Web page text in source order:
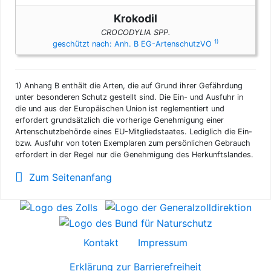
Krokodil
CROCODYLIA SPP.
geschützt nach: Anh. B EG-ArtenschutzVO 1)
1) Anhang B enthält die Arten, die auf Grund ihrer Gefährdung
unter besonderen Schutz gestellt sind. Die Ein- und Ausfuhr in
die und aus der Europäischen Union ist reglementiert und
erfordert grundsätzlich die vorherige Genehmigung einer
Artenschutzbehörde eines EU-Mitgliedstaates. Lediglich die Ein-
bzw. Ausfuhr von toten Exemplaren zum persönlichen Gebrauch
erfordert in der Regel nur die Genehmigung des Herkunftslandes.
Zum Seitenanfang
Kontakt
Impressum
Erklärung zur Barrierefreiheit